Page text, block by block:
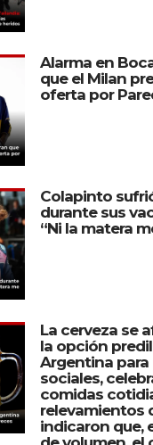
Alarma en
que el Milan
oferta por
Colapinto
durante sus
“Ni la matera
La cerveza se
la opción
Argentina para
sociales,
comidas
relevamientos
indicaron que,